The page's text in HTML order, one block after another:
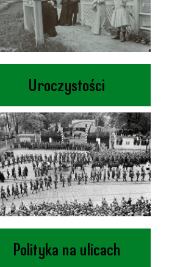
Uroczystości
Polityka na ulicach